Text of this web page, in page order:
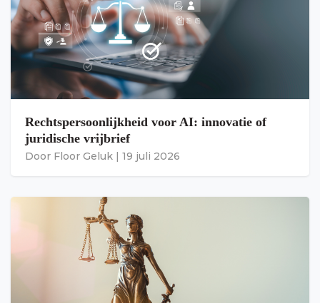
Rechtspersoonlijkheid voor AI: innovatie of
juridische vrijbrief
Door Floor Geluk | 19 juli 2026